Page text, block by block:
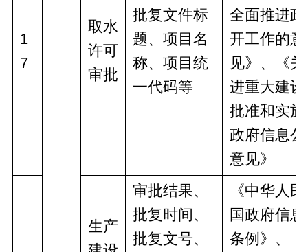
1
7
取水
许可
审批
批复文件标
题、项目名
称、项目统
一代码等
全面推进
开工作的意
见》、《
进重大建
批准和实
政府信息
意见》
生产
审批结果、
批复时间、
批复文号、
《中华人
国政府信
条例》、